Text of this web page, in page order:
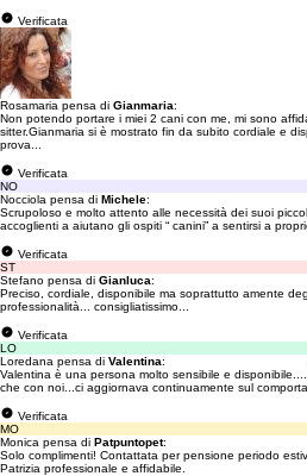
Verificata
Rosamaria pensa di Gianmaria:
Non potendo portare i miei 2 cani con me, mi sono
sitter.Gianmaria si è mostrato fin da subito cordiale e
prova...
Verificata
NO
Nocciola pensa di Michele:
Scrupoloso e molto attento alle necessità dei suoi
accoglienti a aiutano gli ospiti “ canini” a sentirsi a
Verificata
ST
Stefano pensa di Gianluca:
Preciso, cordiale, disponibile ma soprattutto amente
professionalità... consigliatissimo...
Verificata
LO
Loredana pensa di Valentina:
Valentina è una persona molto sensibile e
che con noi...ci aggiornava continuamente sul
Verificata
MO
Monica pensa di Patpuntopet:
Solo complimenti! Contattata per pensione periodo
Patrizia professionale e affidabile.